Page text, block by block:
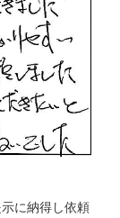
に納得し依頼